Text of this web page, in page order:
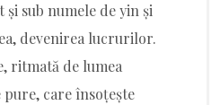
sub numele de yin și
devenirea lucrurilor.
ritmată de lumea
care însoțește